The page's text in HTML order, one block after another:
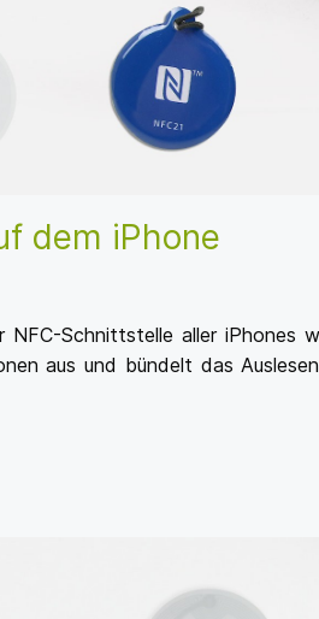
dem iPhone
NFC-Schnittstelle aller iPhones
aus und bündelt das